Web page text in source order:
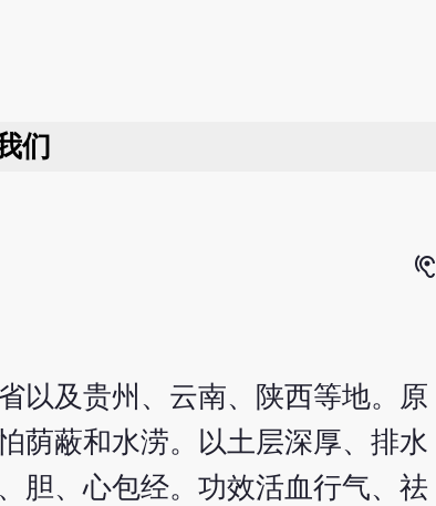
们
hearing
以及贵州、云南、陕西等地。原
荫蔽和水涝。以土层深厚、排水
胆、心包经。功效活血行气、祛